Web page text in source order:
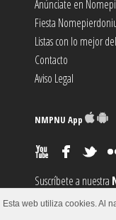
Anúnciate en
Fiesta
Listas con lo mejor
Contacto
Aviso Legal
NMPNU App
Suscríbete a nuestra
Suscríbete al canal
Esta web utiliza cookies. Al